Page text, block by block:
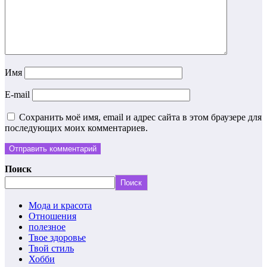
Имя
E-mail
Сохранить моё имя, email и адрес сайта в этом браузере для
последующих моих комментариев.
Поиск
Поиск
Мода и красота
Отношения
полезное
Твое здоровье
Твой стиль
Хобби